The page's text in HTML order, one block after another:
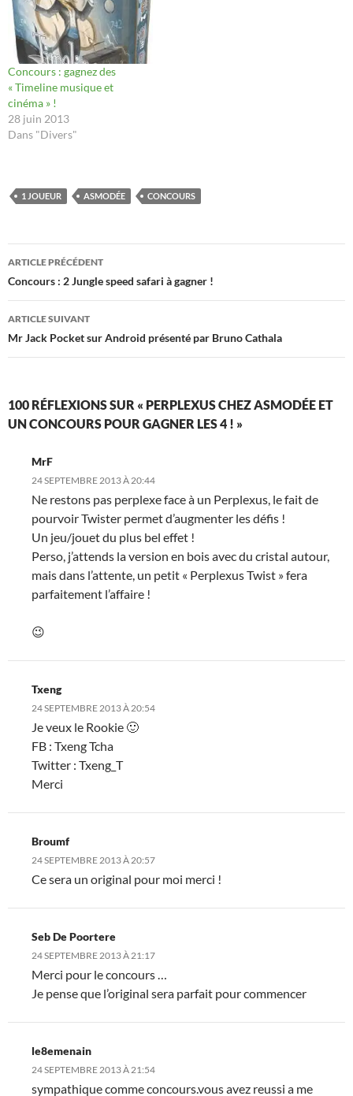
Concours : gagnez des
« Timeline musique et
cinéma » !
28 juin 2013
Dans "Divers"
1 JOUEUR ASMODÉE CONCOURS
Navigation
des
articles
ARTICLE PRÉCÉDENT
Concours : 2 Jungle speed safari à gagner !
ARTICLE SUIVANT
Mr Jack Pocket sur Android présenté par Bruno Cathala
100 RÉFLEXIONS SUR « PERPLEXUS CHEZ ASMODÉE ET
UN CONCOURS POUR GAGNER LES 4 ! »
MrF
24 SEPTEMBRE 2013 À 20:44
Ne restons pas perplexe face à un Perplexus, le fait de
pourvoir Twister permet d’augmenter les défis !
Un jeu/jouet du plus bel effet !
Perso, j’attends la version en bois avec du cristal autour,
mais dans l’attente, un petit « Perplexus Twist » fera
parfaitement l’affaire !
😉
Txeng
24 SEPTEMBRE 2013 À 20:54
Je veux le Rookie 🙂
FB : Txeng Tcha
Twitter : Txeng_T
Merci
Broumf
24 SEPTEMBRE 2013 À 20:57
Ce sera un original pour moi merci !
Seb De Poortere
24 SEPTEMBRE 2013 À 21:17
Merci pour le concours …
Je pense que l’original sera parfait pour commencer
le8emenain
24 SEPTEMBRE 2013 À 21:54
sympathique comme concours.vous avez reussi a me